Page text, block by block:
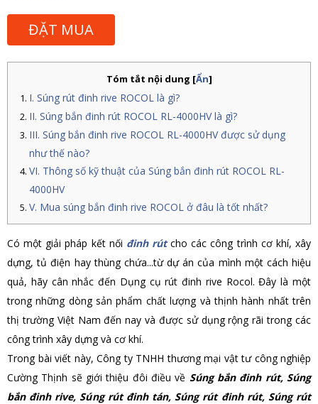
ĐẶT MUA
Tóm tắt nội dung [Ẩn]
I. Súng rút đinh rive ROCOL là gì?
II. Súng bắn đinh rút ROCOL RL-4000HV là gì?
III. Súng bắn đinh rive ROCOL RL-4000HV được sử dụng
như thế nào?
VI. Thông số kỹ thuật của Súng bắn đinh rút ROCOL RL-
4000HV
V. Mua súng bắn đinh rive ROCOL ở đâu là tốt nhất?
Có một giải pháp kết nối đinh rútcho các công trình cơ khí, xây
dựng, tủ điện hay thùng chứa...từ dự án của mình một cách hiệu
quả, hãy cân nhắc đến Dụng cụ rút đinh rive Rocol. Đây là một
trong những dòng sản phẩm chất lượng và thịnh hành nhất trên
thị trường Việt Nam đến nay và được sử dụng rộng rãi trong các
công trình xây dựng và cơ khí.
Trong bài viết này, Công ty TNHH thương mại vật tư công nghiệp
Cường Thịnh sẽ giới thiệu đôi điều về Súng bắn đinh rút, Súng
bắn đinh rive, Súng rút đinh tán, Súng rút đinh rút, Súng rút